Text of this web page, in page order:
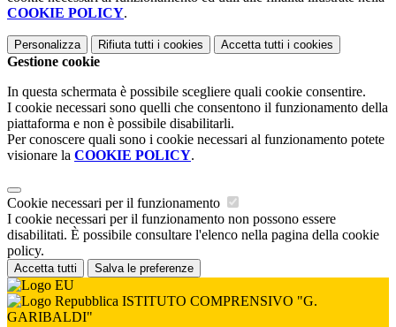
COOKIE POLICY.
Personalizza Rifiuta tutti i cookies Accetta tutti i cookies
Gestione cookie
In questa schermata è possibile scegliere quali cookie consentire.
I cookie necessari sono quelli che consentono il funzionamento della
piattaforma e non è possibile disabilitarli.
Per conoscere quali sono i cookie necessari al funzionamento potete
visionare la COOKIE POLICY.
Cookie necessari per il funzionamento
I cookie necessari per il funzionamento non possono essere
disabilitati. È possibile consultare l'elenco nella pagina della cookie
policy.
Accetta tutti Salva le preferenze
ISTITUTO COMPRENSIVO "G.
GARIBALDI"